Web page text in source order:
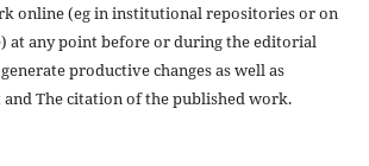
online (eg in institutional repositories or on
at any point before or during the editorial
productive changes as well as
and The citation of the published work.